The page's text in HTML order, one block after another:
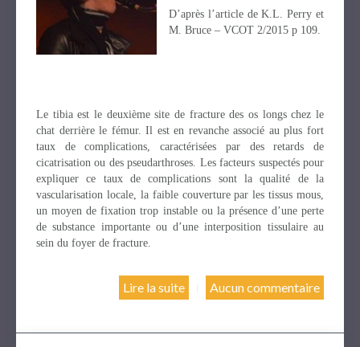
D’après l’article de K.L. Perry et
M. Bruce – VCOT 2/2015 p 109.
Le tibia est le deuxième site de fracture des os longs chez le
chat derrière le fémur. Il est en revanche associé au plus fort
taux de complications, caractérisées par des retards de
cicatrisation ou des pseudarthroses. Les facteurs suspectés pour
expliquer ce taux de complications sont la qualité de la
vascularisation locale, la faible couverture par les tissus mous,
un moyen de fixation trop instable ou la présence d’une perte
de substance importante ou d’une interposition tissulaire au
sein du foyer de fracture.
Lire la suite Aucun commentaire